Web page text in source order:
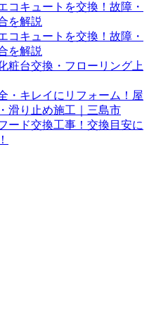
コキュートを交換！故障・
を解説
コキュートを交換！故障・
を解説
粧台交換・フローリング上
・キレイにリフォーム！屋
滑り止め施工｜三島市
ード交換工事！交換目安に